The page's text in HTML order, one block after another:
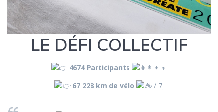
LE DÉFI COLLECTIF
4674 Participants
67 228 km de vélo
/ 7j